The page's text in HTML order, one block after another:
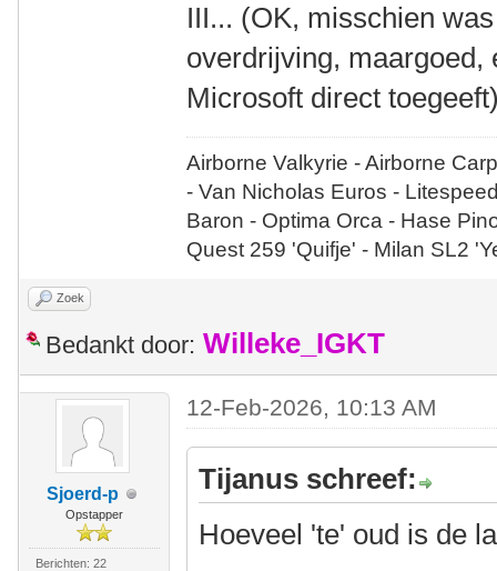
III... (OK, misschien
overdrijving,
Microsoft direct
Airborne Valkyrie - Airborne
- Van Nicholas Euros -
Baron - Optima Orca - Hase
Quest 259 'Quifje' - Milan SL2
Zoek
Bedankt door: Willeke_IGKT
Sjoerd-p
Opstapper
Berichten: 22
12-Feb-2026, 10:13 AM
Tijanus schreef:
Hoeveel 'te' oud is de